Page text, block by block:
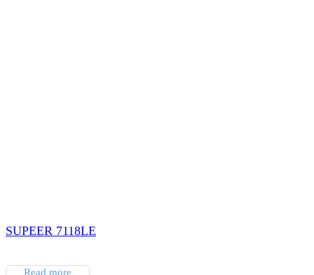
SUPEER 7118LE
Read more